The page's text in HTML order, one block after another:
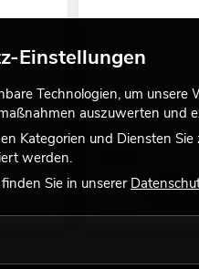
Funksender/
No. 70064704
Ware im Zulauf
Einstellungen
Technologien, um
auszuwerten und
Kategorien und Diensten
werden.
Sie in unserer